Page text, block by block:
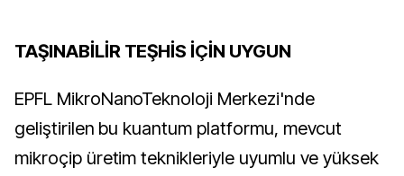
TAŞINABİLİR TEŞHİS İÇİN UYGUN
EPFL MikroNanoTeknoloji Merkezi'nde
geliştirilen bu kuantum platformu, mevcut
mikroçip üretim teknikleriyle uyumlu ve yüksek